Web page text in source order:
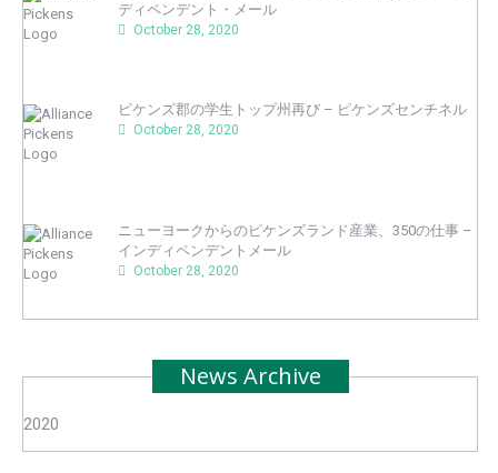
ディペンデント・メール
October 28, 2020
ピケンズ郡の学生トップ州再び – ピケンズセンチネル
October 28, 2020
ニューヨークからのピケンズランド産業、350の仕事 –
インディペンデントメール
October 28, 2020
News Archive
2020